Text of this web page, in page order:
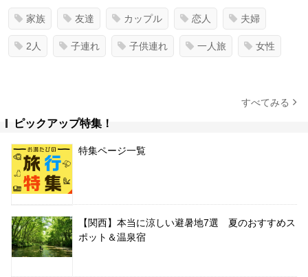
家族 友達 カップル 恋人 夫婦
2人 子連れ 子供連れ 一人旅 女性
すべてみる
ピックアップ特集！
特集ページ一覧
【関西】本当に涼しい避暑地7選 夏のおすすめス
ポット＆温泉宿